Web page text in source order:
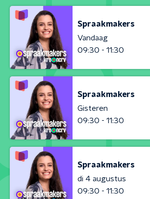
Spraakmakers
Vandaag
09:30 - 11:30
Spraakmakers
Gisteren
09:30 - 11:30
Spraakmakers
di 4 augustus
09:30 - 11:30